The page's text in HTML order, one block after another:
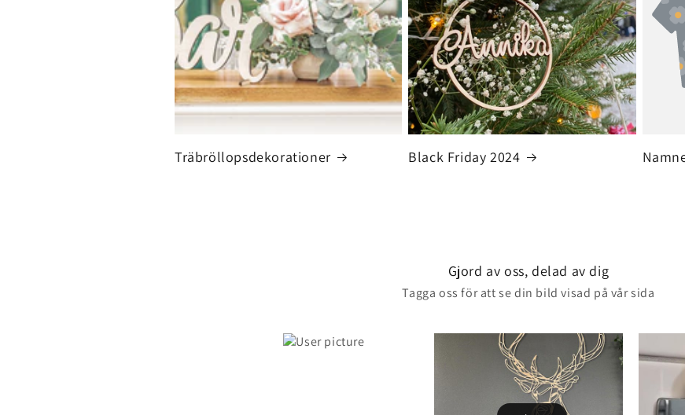
Träbröllopsdekorationer Black Friday 2024
Gjord av oss, delad av dig
Tagga oss för att se din bild visad på vår sida